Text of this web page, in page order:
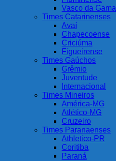
Vasco da Gama
Times Catarinenses
Avaí
Chapecoense
Criciúma
Figueirense
Times Gaúchos
Grêmio
Juventude
Internacional
Times Mineiros
América-MG
Atlético-MG
Cruzeiro
Times Paranaenses
Athletico-PR
Coritiba
Paraná